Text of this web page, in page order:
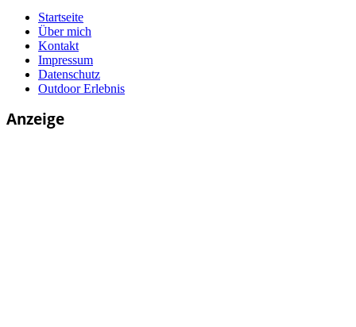
Startseite
Über mich
Kontakt
Impressum
Datenschutz
Outdoor Erlebnis
Anzeige